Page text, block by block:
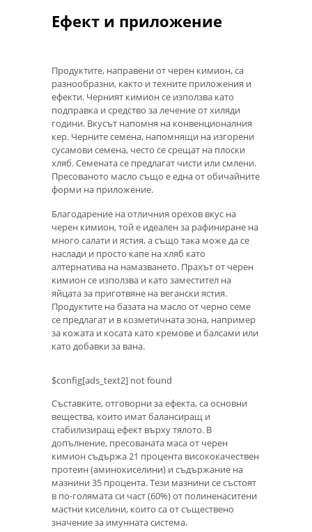
Ефект и приложение
Продуктите, направени от черен кимион, са
разнообразни, както и техните приложения и
ефекти. Черният кимион се използва като
подправка и средство за лечение от хиляди
години. Вкусът напомня на конвенционалния
кер. Черните семена, напомнящи на изгорени
сусамови семена, често се срещат на плоски
хляб. Семената се предлагат чисти или смлени.
Пресованото масло също е една от обичайните
форми на приложение.
Благодарение на отличния орехов вкус на
черен кимион, той е идеален за рафиниране на
много салати и ястия, а също така може да се
наслади и просто капе на хляб като
алтернатива на намазването. Прахът от черен
кимион се използва и като заместител на
яйцата за приготвяне на вегански ястия.
Продуктите на базата на масло от черно семе
се предлагат и в козметичната зона, например
за кожата и косата като кремове и балсами или
като добавки за вана.
$config[ads_text2] not found
Съставките, отговорни за ефекта, са основни
вещества, които имат балансиращ и
стабилизиращ ефект върху тялото. В
допълнение, пресованата маса от черен
кимион съдържа 21 процента висококачествен
протеин (аминокиселини) и съдържание на
мазнини 35 процента. Тези мазнини се състоят
в по-голямата си част (60%) от полиненаситени
мастни киселини, които са от съществено
значение за имунната система.